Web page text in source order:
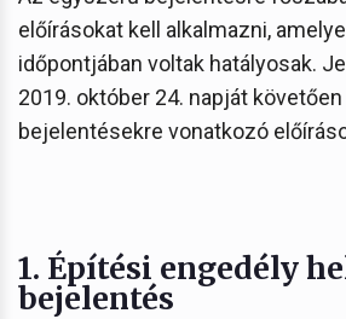
előírásokat kell alkalmazni,
időpontjában voltak hatályosak.
2019. október 24. napját
bejelentésekre vonatkozó
1. Építési engedély
bejelentés